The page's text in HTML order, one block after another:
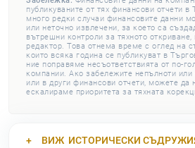
публикуваните от тях финансови отчети
много редки случаи финансовите данни
или неточно извлечени, за което са
вътрешни контроли за тяхното откриване,
редактор. Това отнема време с оглед на
които всяка година се публикуват в
ние поправяме несъответствията от по-
компании. Ако забележите непълноти
или в други финансови отчети, можете да
ескалираме приоритета за тяхната
ВИЖ ИСТОРИЧЕСКИ